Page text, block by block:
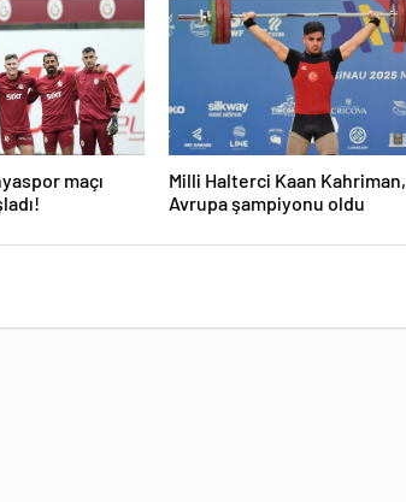
maçı
Milli Halterci Kaan Kahriman,
Avrupa şampiyonu oldu